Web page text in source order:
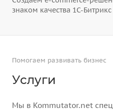
знаком качества 1С-Битрикс
Помогаем развивать бизнес
Услуги
Мы в Kommutator.net